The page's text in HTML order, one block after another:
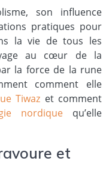
son influence
pratiques pour
la vie de tous les
au cœur de la
la force de la rune
comment elle
Tiwaz et comment
nordique qu’elle
et